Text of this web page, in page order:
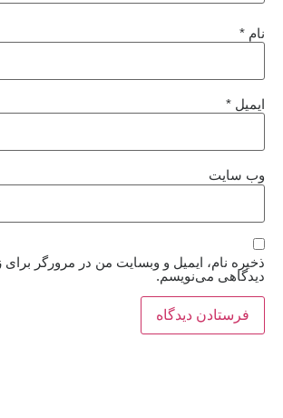
نام *
ایمیل *
وب‌ سایت
ذخیره نام، ایمیل و وبسایت من در مرورگر برای
دیدگاهی می‌نویسم.